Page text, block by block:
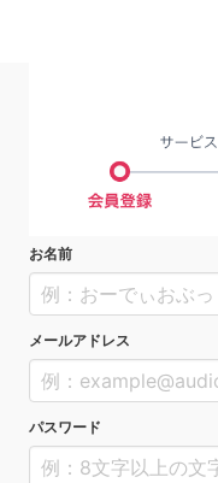
お名前
メールアドレス
パスワード